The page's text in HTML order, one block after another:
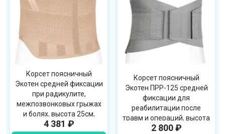
Корсет поясничный
Экотен средней фиксации
при радикулите,
межпозвонковых грыжах
и болях, высота 25см,
ПРР-25
4 381 ₽
Корсет поясничный
Экотен ПРР-125 средней
фиксации для
реабилитации после
травм и операций, высота
25см
2 800 ₽